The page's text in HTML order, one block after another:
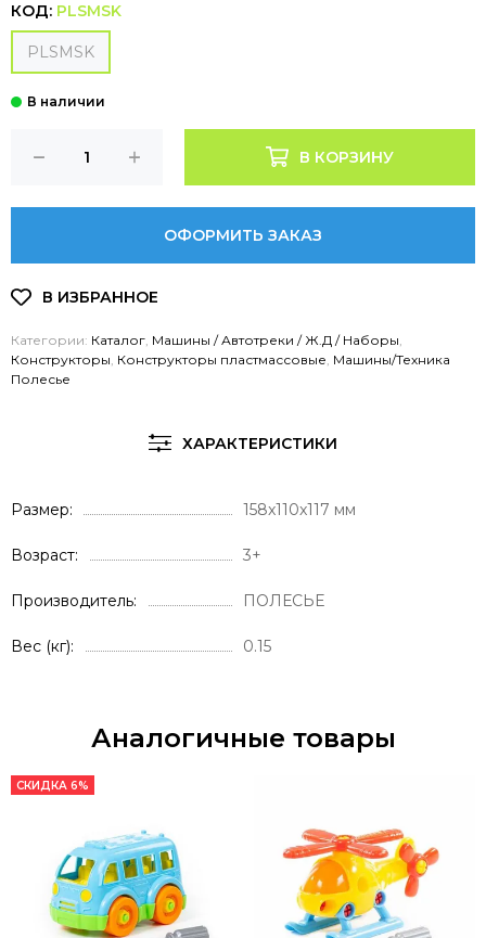
КОД: PLSMSK
PLSMSK
В КОРЗИНУ
ОФОРМИТЬ ЗАКАЗ
Категории: Каталог Машины / Автотреки / Ж.Д / Наборы
Конструкторы Конструкторы пластмассовые Машины/Техника
Полесье
ХАРАКТЕРИСТИКИ
Размер 158x110x117 мм
Возраст 3+
Производитель ПОЛЕСЬЕ
Вес (кг) 0.15
Аналогичные товары
СКИДКА 6%